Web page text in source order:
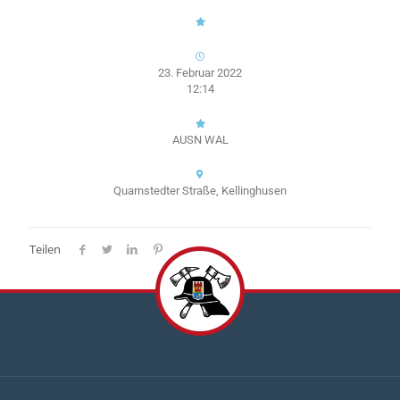
23. Februar 2022
12:14
AUSN WAL
Quarnstedter Straße, Kellinghusen
Teilen